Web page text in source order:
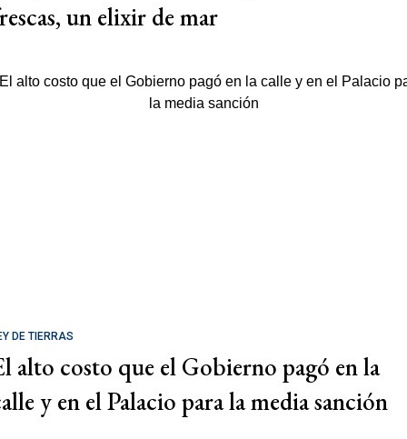
un elixir de mar
DE TIERRAS
alto costo que el Gobierno pagó en la
y en el Palacio para la media sanción